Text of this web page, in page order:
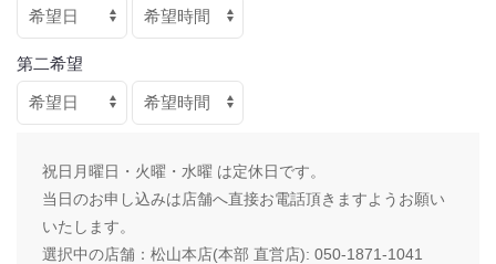
第二希望
祝日月曜日・火曜・水曜 は定休日です。
当日のお申し込みは店舗へ直接お電話頂きますようお願い
いたします。
選択中の店舗： 松山本店(本部 直営店): 050-1871-1041